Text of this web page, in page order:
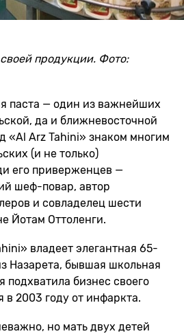
продукции. Фото:
паста — один из важнейших
да и ближневосточной
«Al Arz Tahini» знаком многим
(и не только)
его приверженцев —
шеф-повар, автор
и совладелец шести
Йотам Оттоленги.
владеет элегантная 65-
Назарета, бывшая школьная
подхватила бизнес своего
в 2003 году от инфаркта.
но мать двух детей